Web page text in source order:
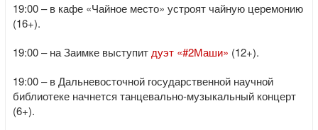
19:00 – в кафе «Чайное место» устроят чайную церемонию
(16+).
19:00 – на Заимке выступит дуэт «#2Маши» (12+).
19:00 – в Дальневосточной государственной научной
библиотеке начнется танцевально-музыкальный концерт
(6+).